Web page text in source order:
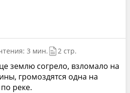
3 мин. 2 стр.
землю согрело, взломало на
громоздятся одна на
реке.